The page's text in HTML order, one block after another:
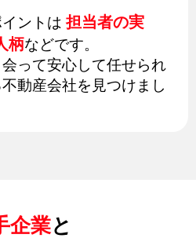
ントは 担当者の実
柄などです。
って安心して任せられ
動産会社を見つけまし
企業と